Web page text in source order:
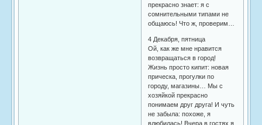
прекрасно знает: я с
сомнительными типами не
общаюсь! Что ж, проверим…
4 Декабря, пятница
Ой, как же мне нравится
возвращаться в город!
Жизнь просто кипит: новая
прическа, прогулки по
городу, магазины… Мы с
хозяйкой прекрасно
понимаем друг друга! И чуть
не забыла: похоже, я
влюбилась! Вчера в гостях я